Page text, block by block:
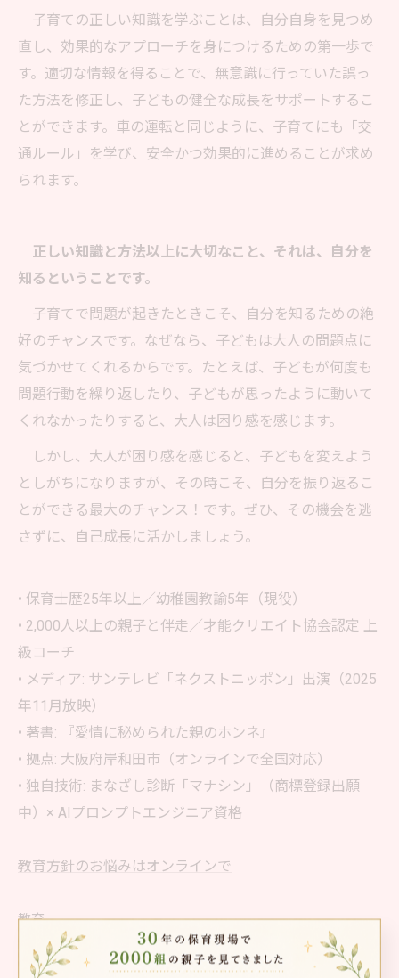
子育ての正しい知識を学ぶことは、自分自身を見つめ
直し、効果的なアプローチを身につけるための第一歩で
す。適切な情報を得ることで、無意識に行っていた誤っ
た方法を修正し、子どもの健全な成長をサポートするこ
とができます。車の運転と同じように、子育てにも「交
通ルール」を学び、安全かつ効果的に進めることが求め
られます。
正しい知識と方法以上に大切なこと、それは、自分を
知るということです。
子育てで問題が起きたときこそ、自分を知るための絶
好のチャンスです。なぜなら、子どもは大人の問題点に
気づかせてくれるからです。たとえば、子どもが何度も
問題行動を繰り返したり、子どもが思ったように動いて
くれなかったりすると、大人は困り感を感じます。
しかし、大人が困り感を感じると、子どもを変えよう
としがちになりますが、その時こそ、自分を振り返るこ
とができる最大のチャンス！です。ぜひ、その機会を逃
さずに、自己成長に活かしましょう。
• 保育士歴25年以上／幼稚園教諭5年（現役）
• 2,000人以上の親子と伴走／才能クリエイト協会認定 上
級コーチ
• メディア: サンテレビ「ネクストニッポン」出演（2025
年11月放映）
• 著書: 『愛情に秘められた親のホンネ』
• 拠点: 大阪府岸和田市（オンラインで全国対応）
• 独自技術: まなざし診断「マナシン」（商標登録出願
中）× AIプロンプトエンジニア資格
教育方針のお悩みはオンラインで
教育